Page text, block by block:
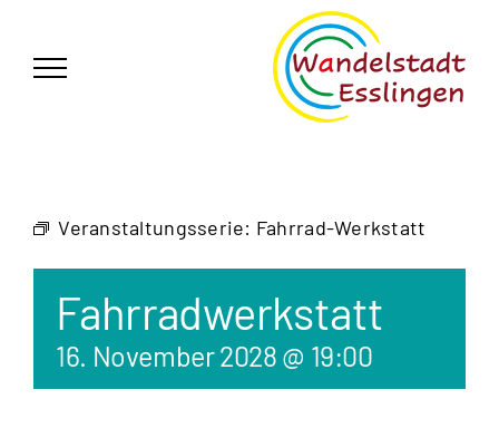
springen
Veranstaltungsserie: Fahrrad-Werkstatt
Fahrradwerkstatt
16. November 2028 @ 19:00